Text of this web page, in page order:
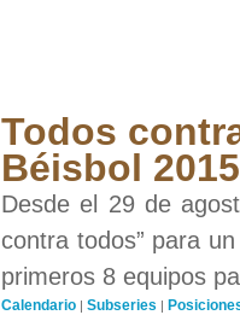
Todos
Béisbol
Desde el 29 de
contra todos” para
primeros 8 equipos
Calendario | Subseries |